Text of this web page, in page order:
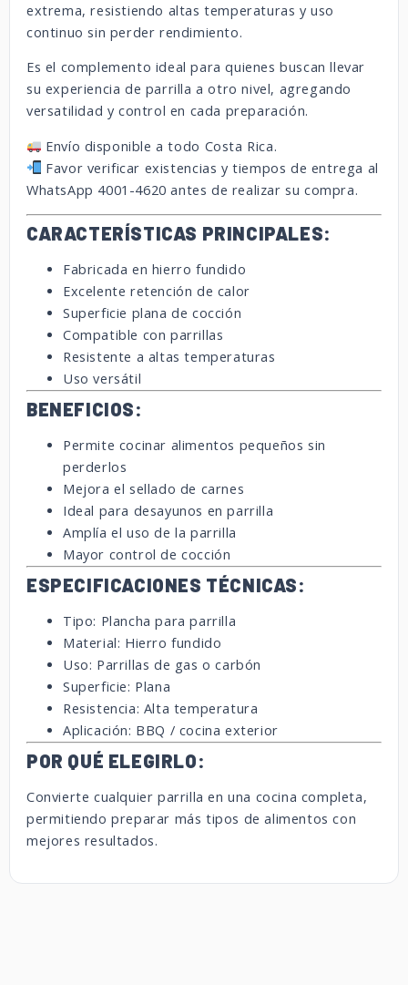
extrema, resistiendo altas temperaturas y uso
continuo sin perder rendimiento.
Es el complemento ideal para quienes buscan llevar
su experiencia de parrilla a otro nivel, agregando
versatilidad y control en cada preparación.
Envío disponible a todo Costa Rica.
Favor verificar existencias y tiempos de entrega al
WhatsApp 4001-4620 antes de realizar su compra.
CARACTERÍSTICAS PRINCIPALES:
Fabricada en hierro fundido
Excelente retención de calor
Superficie plana de cocción
Compatible con parrillas
Resistente a altas temperaturas
Uso versátil
BENEFICIOS:
Permite cocinar alimentos pequeños sin
perderlos
Mejora el sellado de carnes
Ideal para desayunos en parrilla
Amplía el uso de la parrilla
Mayor control de cocción
ESPECIFICACIONES TÉCNICAS:
Tipo: Plancha para parrilla
Material: Hierro fundido
Uso: Parrillas de gas o carbón
Superficie: Plana
Resistencia: Alta temperatura
Aplicación: BBQ / cocina exterior
POR QUÉ ELEGIRLO:
Convierte cualquier parrilla en una cocina completa,
permitiendo preparar más tipos de alimentos con
mejores resultados.